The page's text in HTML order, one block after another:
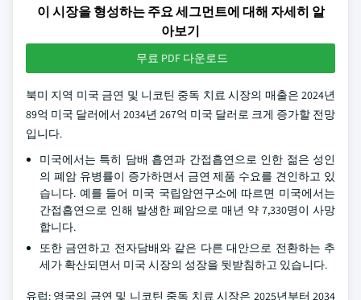
이 시장을 형성하는 주요 세그먼트에 대해 자세히 알
아보기
무료 PDF 다운로드
북미 지역 미국 금연 및 니코틴 중독 치료 시장의 매출은 2024년
89억 미국 달러에서 2034년 267억 미국 달러로 크게 증가할 전망
입니다.
미국에서는 특히 담배 흡연과 간접흡연으로 인한 젊은 성인
의 폐암 유병률이 증가하면서 금연 제품 수요를 견인하고 있
습니다. 예를 들어 미국 국립암연구소에 따르면 미국에서는
간접흡연으로 인해 발생한 폐암으로 매년 약 7,330명이 사망
합니다.
또한 금연하고 전자담배와 같은 다른 대안으로 전환하는 추
세가 확산되면서 미국 시장의 성장을 뒷받침하고 있습니다.
유럽: 영국의 금연 및 니코틴 중독 치료 시장은 2025년부터 2034